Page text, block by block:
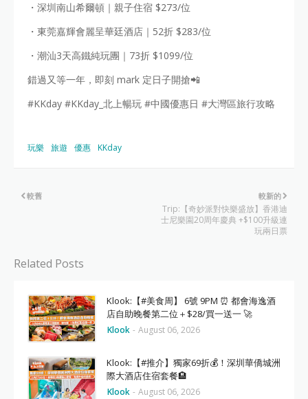
・深圳南山希爾頓｜親子住宿 $273/位
・東莞嘉輝會麗呈華廷酒店｜52折 $283/位
・潮汕3天高鐵純玩團｜73折 $1099/位
錯過又等一年，即刻 mark 定日子開搶📲
#KKday #KKday_北上暢玩 #中國優惠日 #大灣區旅行攻略
玩樂 旅遊 優惠 KKday
較新的
Trip:【奇妙派對快樂盛放】香港迪
士尼樂園20周年慶典 +$100升級連
玩兩日票
較舊
Related Posts
Klook:【#美食周】 6號 9PM ⏰ 都會海逸酒
店自助晚餐第二位＋$28/買一送一 🚀
Klook - August 06, 2026
Klook:【#推介】獨家69折💰！深圳華僑城洲
際大酒店住宿套餐🏨
Klook - August 06, 2026